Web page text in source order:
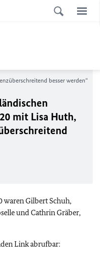
besser werden“
mit Lisa Huth,
waren Gilbert Schuh,
und Cathrin Gräber,
Link abrufbar: